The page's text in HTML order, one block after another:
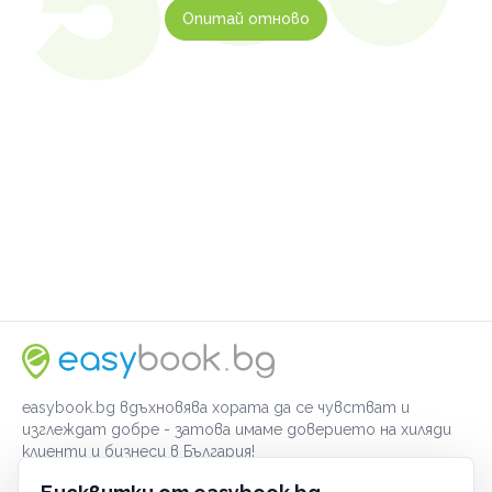
Опитай отново
easybook.bg вдъхновява хората да се чувстват и
изглеждат добре - затова имаме доверието на хиляди
клиенти и бизнеси в България!